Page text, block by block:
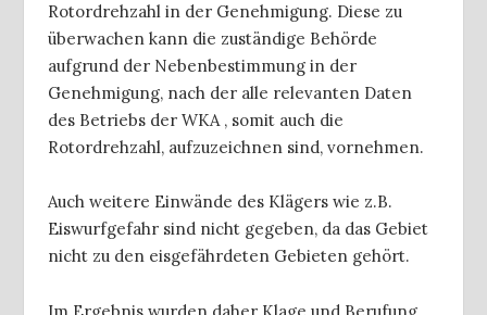
Rotordrehzahl in der Genehmigung. Diese zu
überwachen kann die zuständige Behörde
aufgrund der Nebenbestimmung in der
Genehmigung, nach der alle relevanten Daten
des Betriebs der WKA , somit auch die
Rotordrehzahl, aufzuzeichnen sind, vornehmen.
Auch weitere Einwände des Klägers wie z.B.
Eiswurfgefahr sind nicht gegeben, da das Gebiet
nicht zu den eisgefährdeten Gebieten gehört.